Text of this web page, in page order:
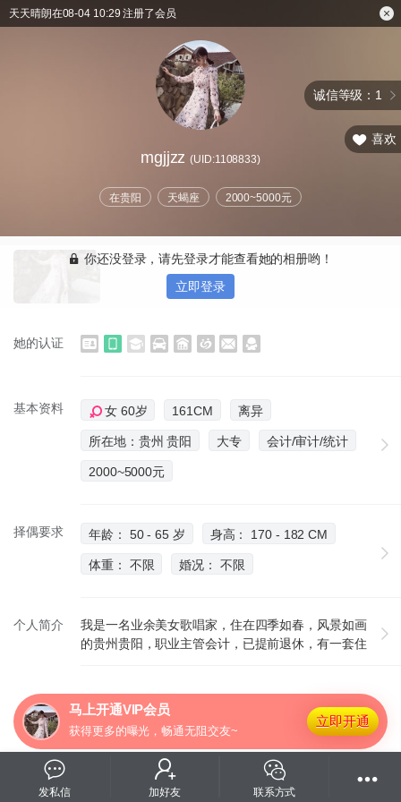
诚信等级：1
mgjjzz(UID:1108833)
在贵阳 天蝎座 2000~5000元
喜欢
你还没登录，请先登录才能查看她的相册哟！
立即登录
她的认证
基本资料 女 60岁 161CM 离异
所在地：贵州 贵阳 大专 会计/审计/统计
2000~5000元
择偶要求 年龄： 50 - 65 岁 身高： 170 - 182 CM
体重： 不限 婚况： 不限
个人简介
我是一名业余美女歌唱家，住在四季如春，风景如画
的贵州贵阳，职业主管会计，已提前退休，有一套住
也欢迎他来我的家乡居住养老，游览黄果树瀑布、天
眼等闻名世界的景区。或者如候鸟一般来我们这个美
丽的城市避开严寒酷暑。微信里有我许多生活照
马上开通VIP会员
获得更多的曝光，畅通无阻交友~
立即开通
发私信 加好友 联系方式
天天晴朗在08-04 10:29 注册了会员